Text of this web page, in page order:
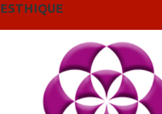
ESTHIQUE